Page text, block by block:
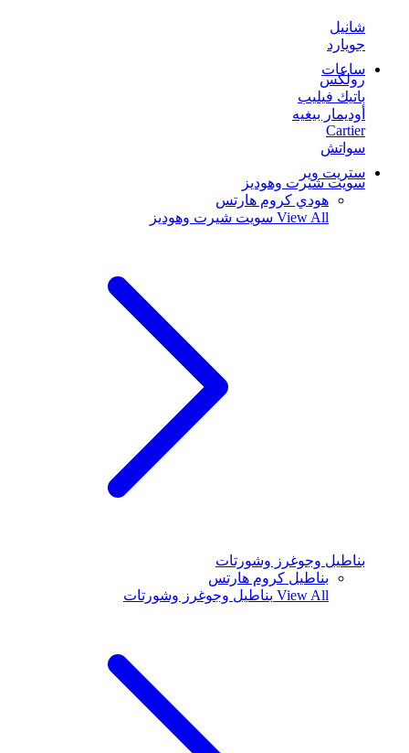
شانيل
جويارد
ساعات
رولكس
باتيك فيليب
أوديمار بيغيه
Cartier
سواتش
ستريت وير
سويت شيرت وهوديز
هودي كروم هارتس
View All سويت شيرت وهوديز
بناطيل وجوغرز وشورتات
بناطيل كروم هارتس
View All بناطيل وجوغرز وشورتات